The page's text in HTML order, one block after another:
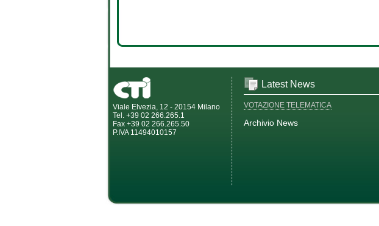
Viale Elvezia, 12 - 20154 Milano
Tel. +39 02 266.265.1
Fax +39 02 266.265.50
P.IVA 11494010157
Latest News
VOTAZIONE TELEMATICA
Archivio News